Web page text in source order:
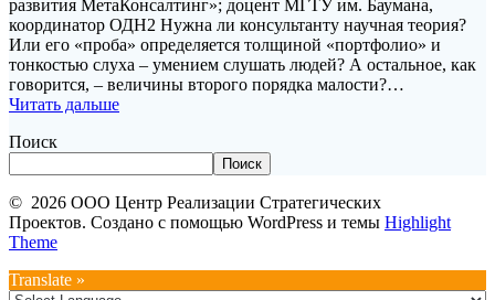
развития МетаКонсалтинг»; доцент МГТУ им. Баумана,
координатор ОДН2 Нужна ли консультанту научная теория?
Или его «проба» определяется толщиной «портфолио» и
тонкостью слуха – умением слушать людей? А остальное, как
говорится, – величины второго порядка малости?…
Читать дальше
Поиск
Поиск
© 2026 ООО Центр Реализации Стратегических
Проектов. Создано с помощью WordPress и темы Highlight
Theme
Translate »